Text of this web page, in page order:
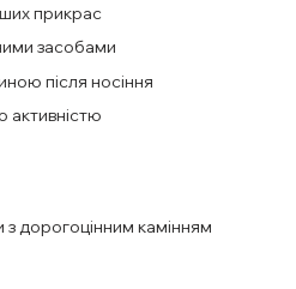
прикрас
засобами
після носіння
активністю
з дорогоцінним камінням